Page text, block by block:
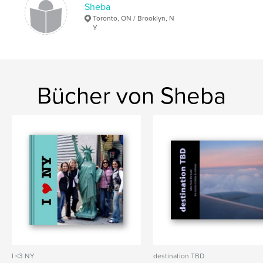
Sheba
Toronto, ON / Brooklyn, N
Y
Bücher von Sheba
I <3 NY
destination TBD